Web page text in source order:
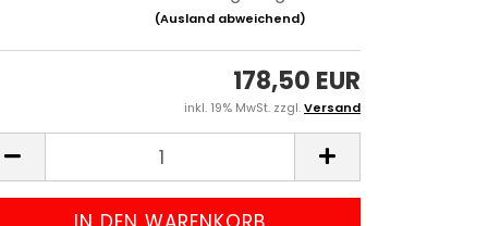
(Ausland abweichend)
178,50 EUR
inkl. 19% MwSt. zzgl.Versand